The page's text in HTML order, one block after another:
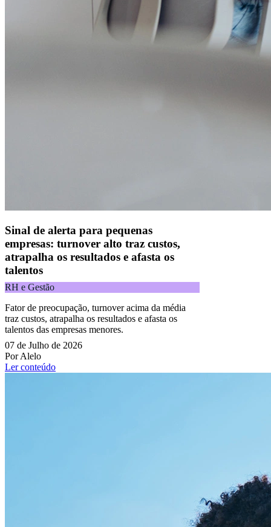
Sinal de alerta para pequenas
empresas: turnover alto traz custos,
atrapalha os resultados e afasta os
talentos
RH e Gestão
Fator de preocupação, turnover acima da média
traz custos, atrapalha os resultados e afasta os
talentos das empresas menores.
07 de Julho de 2026
Por Alelo
Ler conteúdo
CNPJ 04.740.876/0001-25 | Alameda Xingu, 512, 3º, 4º e 16º (parte)